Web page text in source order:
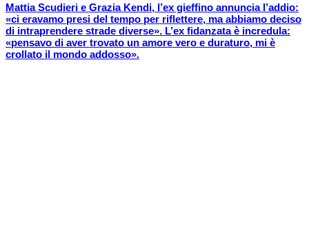
Mattia Scudieri e Grazia Kendi, l’ex gieffino annuncia l’addio:
«ci eravamo presi del tempo per riflettere, ma abbiamo deciso
di intraprendere strade diverse». L’ex fidanzata è incredula:
«pensavo di aver trovato un amore vero e duraturo, mi è
crollato il mondo addosso».